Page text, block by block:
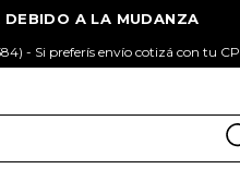
- Si preferís envío cotizá con tu CP